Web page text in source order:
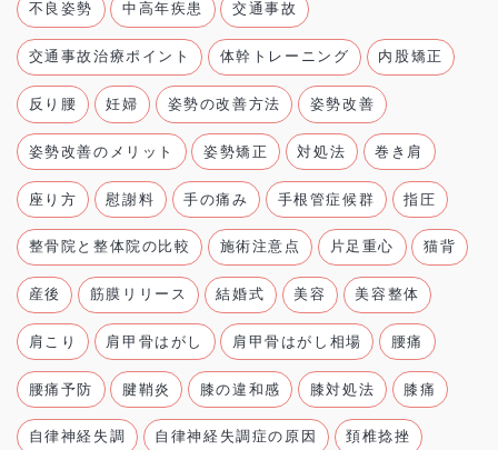
不良姿勢 中高年疾患 交通事故
交通事故治療ポイント 体幹トレーニング 内股矯正
反り腰 妊婦 姿勢の改善方法 姿勢改善
姿勢改善のメリット 姿勢矯正 対処法 巻き肩
座り方 慰謝料 手の痛み 手根管症候群 指圧
整骨院と整体院の比較 施術注意点 片足重心 猫背
産後 筋膜リリース 結婚式 美容 美容整体
肩こり 肩甲骨はがし 肩甲骨はがし相場 腰痛
腰痛予防 腱鞘炎 膝の違和感 膝対処法 膝痛
自律神経失調 自律神経失調症の原因 頚椎捻挫